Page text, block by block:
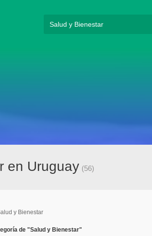
en Uruguay (56)
y Bienestar
de "Salud y Bienestar"